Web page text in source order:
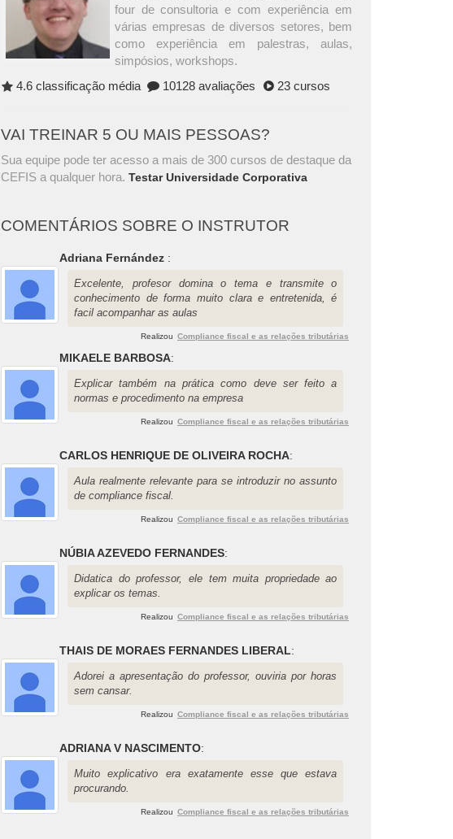
four de consultoria e com experiência em
várias empresas de diversos setores, bem
como experiência em palestras, aulas,
simpósios, workshops.
4.6 classificação média
10128 avaliações 23 cursos
VAI TREINAR 5 OU MAIS PESSOAS?
Sua equipe pode ter acesso a mais de 300 cursos de destaque da
CEFIS a qualquer hora.Testar Universidade Corporativa
COMENTÁRIOS SOBRE O INSTRUTOR
Adriana Fernández :
Excelente, profesor domina o tema e transmite o
conhecimento de forma muito clara e entretenida, é
facil acompanhar as aulas
Realizou Compliance fiscal e as relações tributárias
MIKAELE BARBOSA:
Explicar também na prática como deve ser feito a
normas e procedimento na empresa
Realizou Compliance fiscal e as relações tributárias
CARLOS HENRIQUE DE OLIVEIRA ROCHA:
Aula realmente relevante para se introduzir no assunto
de compliance fiscal.
Realizou Compliance fiscal e as relações tributárias
NÚBIA AZEVEDO FERNANDES:
Didatica do professor, ele tem muita propriedade ao
explicar os temas.
Realizou Compliance fiscal e as relações tributárias
THAIS DE MORAES FERNANDES LIBERAL:
Adorei a apresentação do professor, ouviria por horas
sem cansar.
Realizou Compliance fiscal e as relações tributárias
ADRIANA V NASCIMENTO:
Muito explicativo era exatamente esse que estava
procurando.
Realizou Compliance fiscal e as relações tributárias